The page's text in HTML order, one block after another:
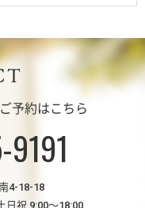
予約はこちら
4-18-18
日祝 9:00～18:00